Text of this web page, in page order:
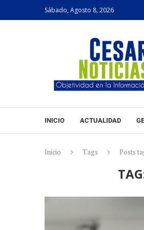
Sábado, Agosto 8, 2026
INICIO ACTUALIDAD
Inicio Tags Posts